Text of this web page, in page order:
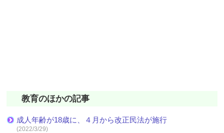
教育のほかの記事
成人年齢が18歳に、４月から改正民法が施行
(2022/3/29)